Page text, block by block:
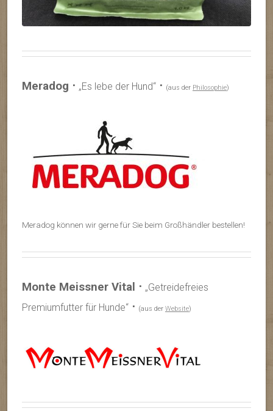
Meradog ⋅ „Es lebe der Hund“ ⋅ (aus der Philosophie)
Meradog können wir gerne für Sie beim Großhändler bestellen!
Monte Meissner Vital ⋅ „Getreidefreies
Premiumfutter für Hunde“ ⋅ (aus der Website)